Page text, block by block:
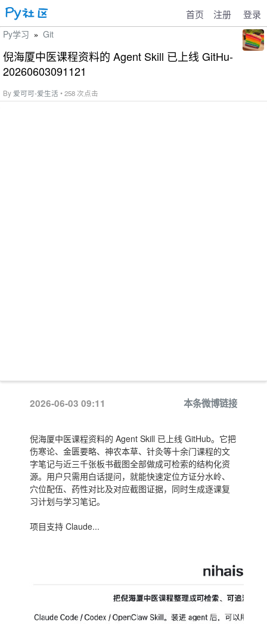
首页 注册 登录
Py学习 » Git
倪海厦中医课程资料的 Agent Skill 已上线 GitHu-
20260603091121
By 爱可可-爱生活 • 258 次点击
2026-06-03 09:11 本条微博链接
倪海厦中医课程资料的 Agent Skill 已上线 GitHub。它把
伤寒论、金匮要略、神农本草、针灸等十余门课程的文
字笔记与近三千张板书截图全部做成可检索的结构化资
源。用户只需用白话提问，就能快速定位方证分水岭、
穴位配伍、药性对比及对应截图证据，同时生成逐课复
习计划与学习笔记。
项目支持 Claude...